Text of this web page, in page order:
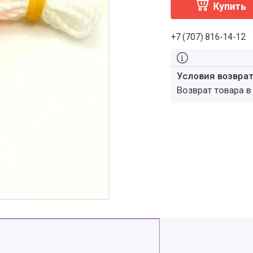
Купить
+7 (707) 816-14-12
возврат товара